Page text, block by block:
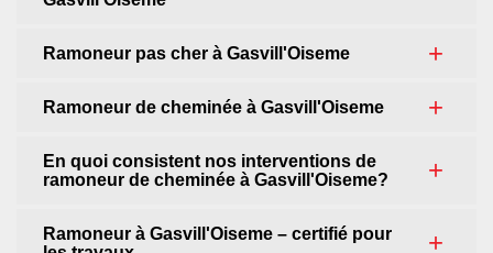
Ramoneur pas cher à Gasvill'Oiseme
Ramoneur de cheminée à Gasvill'Oiseme
En quoi consistent nos interventions de
ramoneur de cheminée à Gasvill'Oiseme?
Ramoneur à Gasvill'Oiseme – certifié pour